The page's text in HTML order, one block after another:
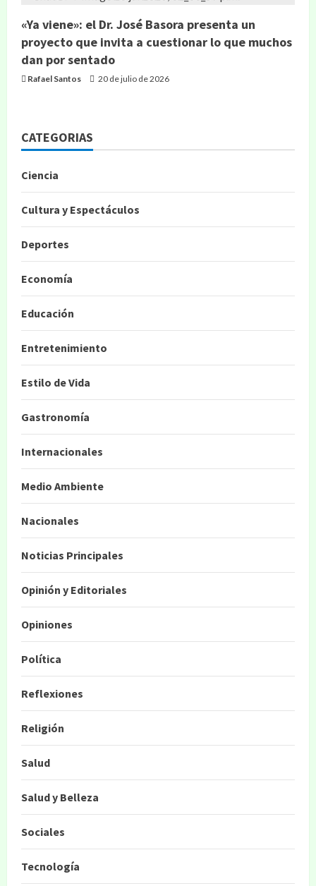
«Ya viene»: el Dr. José Basora presenta un
proyecto que invita a cuestionar lo que muchos
dan por sentado
Rafael Santos 20 de julio de 2026
CATEGORIAS
Ciencia
Cultura y Espectáculos
Deportes
Economía
Educación
Entretenimiento
Estilo de Vida
Gastronomía
Internacionales
Medio Ambiente
Nacionales
Noticias Principales
Opinión y Editoriales
Opiniones
Política
Reflexiones
Religión
Salud
Salud y Belleza
Sociales
Tecnología